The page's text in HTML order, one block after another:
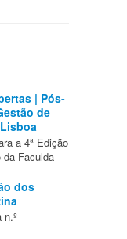
| Pós-
de
a 4ª Edição
da Faculda
dos
n.º